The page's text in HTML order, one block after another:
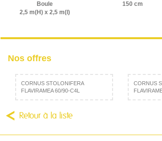
Boule
2,5 m(H) x 2,5 m(l)
150 cm
Nos offres
CORNUS STOLONIFERA
FLAVIRAMEA 60/90-C4L
CORNUS
Retour à la liste